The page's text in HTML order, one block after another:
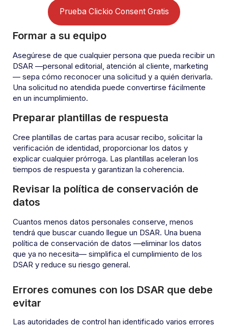
Prueba Clickio Consent Gratis
Formar a su equipo
Asegúrese de que cualquier persona que pueda recibir un
DSAR —personal editorial, atención al cliente, marketing
— sepa cómo reconocer una solicitud y a quién derivarla.
Una solicitud no atendida puede convertirse fácilmente
en un incumplimiento.
Preparar plantillas de respuesta
Cree plantillas de cartas para acusar recibo, solicitar la
verificación de identidad, proporcionar los datos y
explicar cualquier prórroga. Las plantillas aceleran los
tiempos de respuesta y garantizan la coherencia.
Revisar la política de conservación de
datos
Cuantos menos datos personales conserve, menos
tendrá que buscar cuando llegue un DSAR. Una buena
política de conservación de datos —eliminar los datos
que ya no necesita— simplifica el cumplimiento de los
DSAR y reduce su riesgo general.
Errores comunes con los DSAR que debe
evitar
Las autoridades de control han identificado varios errores